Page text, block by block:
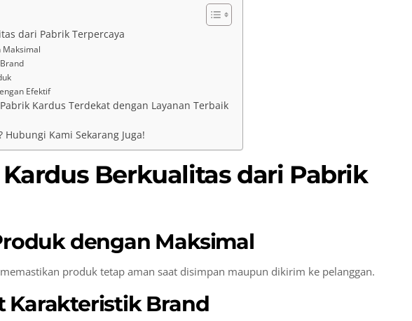
dari Pabrik Terpercaya
Maksimal
Efektif
Kardus Terdekat dengan Layanan Terbaik
Hubungi Kami Sekarang Juga!
Berkualitas dari Pabrik
dengan Maksimal
produk tetap aman saat disimpan maupun dikirim ke pelanggan.
Karakteristik Brand